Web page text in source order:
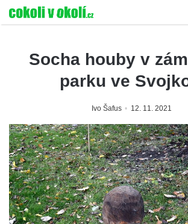
Socha houby v
parku ve
Ivo Šafus 12. 11. 2021